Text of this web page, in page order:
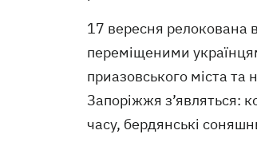
17 вересня релокована
переміщеними
приазовського міста
Запоріжжя з’являться:
часу, бердянські